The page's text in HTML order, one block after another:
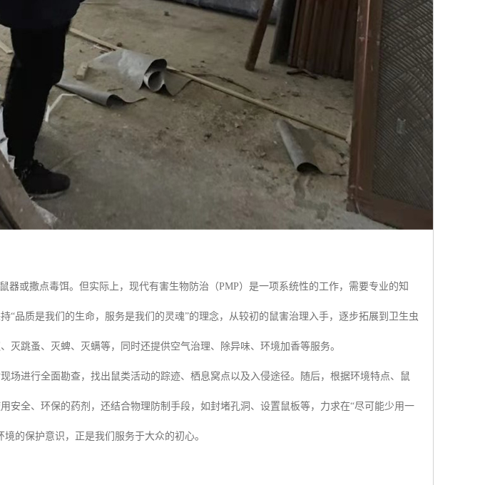
器或撒点毒饵。但实际上，现代有害生物防治（PMP）是一项系统性的工作，需要专业的知
“品质是我们的生命，服务是我们的灵魂”的理念，从较初的鼠害治理入手，逐步拓展到卫生虫
灭跳蚤、灭蜱、灭螨等，同时还提供空气治理、除异味、环境加香等服务。
场进行全面勘查，找出鼠类活动的踪迹、栖息窝点以及入侵途径。随后，根据环境特点、鼠
安全、环保的药剂，还结合物理防制手段，如封堵孔洞、设置鼠板等，力求在“尽可能少用一
的保护意识，正是我们服务于大众的初心。